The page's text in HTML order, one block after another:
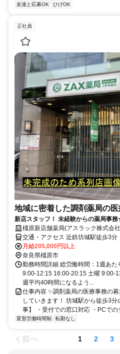
友達と応募OK
ひげOK
正社員
地域に密着した調剤薬局の
新店スタッフ！ 未経験からの薬局事
橿原新店舗薬局(アスラック株式会
交通・アクセス 近鉄坊城駅徒歩3分
月給205,000円以上
奈良県橿原市
勤務時間詳細 総労働時間：1週あた
9:00-12:15 16:00-20:15 土曜 9:00-
週平均40時間になるよう...
仕事内容 ✨調剤薬局の医療事務の
していきます！ 坊城駅から徒歩3
事】 ・受付での窓口対応 ・PCで
変形労働時間制 転勤なし
前へ 1 2 3